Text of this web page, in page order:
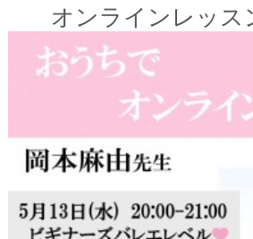
オンラインレッ